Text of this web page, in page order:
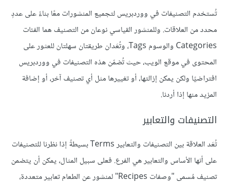
تُستخدم التصنيفات في ووردبريس لتجميع المنشورات معًا بناءً على عددٍ
محدد من العلاقات. وللمنشور القياسي نوعان من التصنيف هما الفئات
Categories والوسوم Tags، وتُعَدان طريقتان سهلتان للعثور على
المحتوى في موقع الويب، حيث تُضمّن هذه التصنيفات في ووردبريس
افتراضيًا ولكن يمكن إزالتها، أو تغييرها مثل أي تصنيف آخر، أو إضافة
المزيد منها إذا أردنا.
التصنيفات والتعابير
تُعَد العلاقة بين التصنيفات والتعابير Terms بسيطةً إذا نظرنا للتصنيفات
على أنها الأساس والتعابير هي الفرع. فعلى سبيل المثال، يمكن أن يتضمن
تصنيف مُسمى "وصفات Recipes" لمنشور عن الطعام تعابير متعددة،